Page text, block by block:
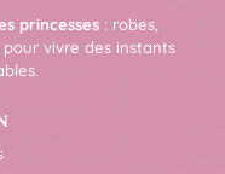
princesses: robes,
vivre des instants